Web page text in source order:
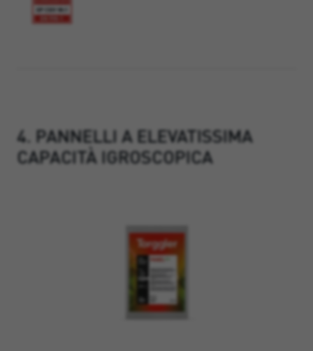
4. PANNELLI A ELEVATISSIMA
CAPACITÀ IGROSCOPICA